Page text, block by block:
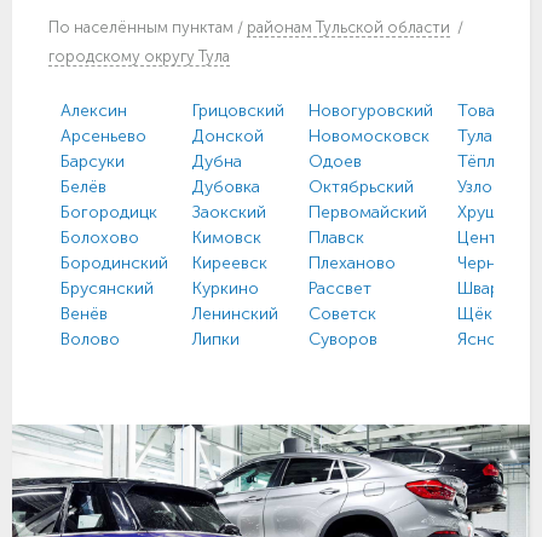
По населённым пунктам / районам Тульской области /
городскому округу Тула
Алексин
Арсеньево
Барсуки
Белёв
Богородицк
Болохово
Бородинский
Брусянский
Венёв
Волово
Грицовский
Донской
Дубна
Дубовка
Заокский
Кимовск
Киреевск
Куркино
Ленинский
Липки
Новогуровский
Новомосковск
Одоев
Октябрьский
Первомайский
Плавск
Плеханово
Рассвет
Советск
Суворов
Тула
Тёплое
Узловая
Хрущево
Чернь
Щёкино
Ясногорск